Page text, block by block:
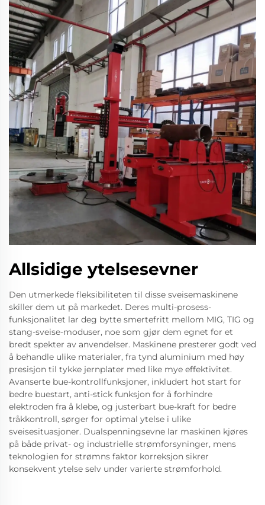
Allsidige ytelsesevner
Den utmerkede fleksibiliteten til disse sveisemaskinene
skiller dem ut på markedet. Deres multi-prosess-
funksjonalitet lar deg bytte smertefritt mellom MIG, TIG og
stang-sveise-moduser, noe som gjør dem egnet for et
bredt spekter av anvendelser. Maskinene presterer godt ved
å behandle ulike materialer, fra tynd aluminium med høy
presisjon til tykke jernplater med like mye effektivitet.
Avanserte bue-kontrollfunksjoner, inkludert hot start for
bedre buestart, anti-stick funksjon for å forhindre
elektroden fra å klebe, og justerbart bue-kraft for bedre
tråkkontroll, sørger for optimal ytelse i ulike
sveisesituasjoner. Dualspenningsevne lar maskinen kjøres
på både privat- og industrielle strømforsyninger, mens
teknologien for strømns faktor korreksjon sikrer
konsekvent ytelse selv under varierte strømforhold.